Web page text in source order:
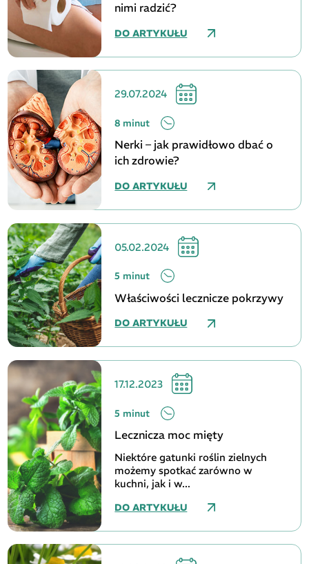
nimi radzić?
DO ARTYKUŁU
29.07.2024
8 minut
Nerki – jak prawidłowo dbać o
ich zdrowie?
DO ARTYKUŁU
05.02.2024
5 minut
Właściwości lecznicze pokrzywy
DO ARTYKUŁU
17.12.2023
5 minut
Lecznicza moc mięty
Niektóre gatunki roślin zielnych
możemy spotkać zarówno w
kuchni, jak i w...
DO ARTYKUŁU